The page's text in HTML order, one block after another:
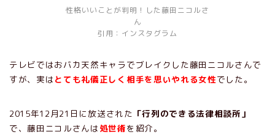
性格いいことが判明！した藤田ニコルさ
ん
引用：インスタグラム
テレビではおバカ天然キャラでブレイクした藤田ニコルさんで
すが、実は とても礼儀正しく相手を思いやれる女性でした。
2015年12月21日に放送された 「行列のできる法律相談所」
で、藤田ニコルさんは 処世術を紹介。